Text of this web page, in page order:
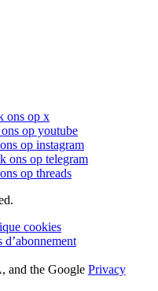
ons op x
op youtube
op instagram
ons op telegram
op threads
cookies
and the Google Privacy